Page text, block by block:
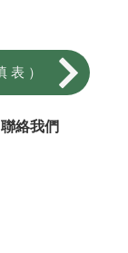
表）
絡我們